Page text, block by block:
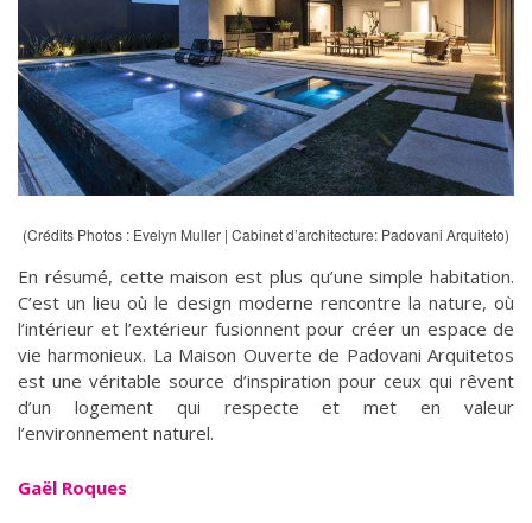
(Crédits Photos : Evelyn Muller | Cabinet d’architecture: Padovani Arquiteto)
En résumé, cette maison est plus qu’une simple habitation.
C’est un lieu où le design moderne rencontre la nature, où
l’intérieur et l’extérieur fusionnent pour créer un espace de
vie harmonieux. La Maison Ouverte de Padovani Arquitetos
est une véritable source d’inspiration pour ceux qui rêvent
d’un logement qui respecte et met en valeur
l’environnement naturel.
Gaël Roques